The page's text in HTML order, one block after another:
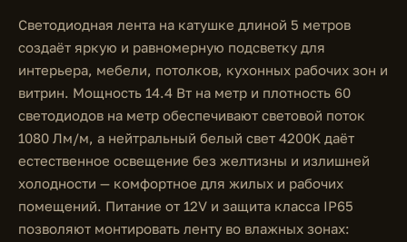
Светодиодная лента на катушке длиной 5 метров
создаёт яркую и равномерную подсветку для
интерьера, мебели, потолков, кухонных рабочих зон и
витрин. Мощность 14.4 Вт на метр и плотность 60
светодиодов на метр обеспечивают световой поток
1080 Лм/м, а нейтральный белый свет 4200K даёт
естественное освещение без желтизны и излишней
холодности — комфортное для жилых и рабочих
помещений. Питание от 12V и защита класса IP65
позволяют монтировать ленту во влажных зонах: